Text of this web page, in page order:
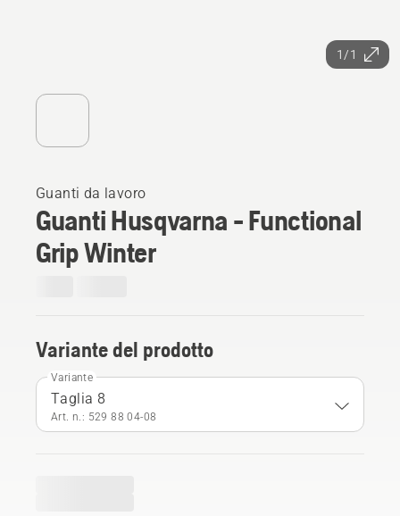
1/1
Guanti da lavoro
Guanti Husqvarna - Functional
Grip Winter
Variante del prodotto
Variante
Taglia 8
Art. n.: 529 88 04‑08